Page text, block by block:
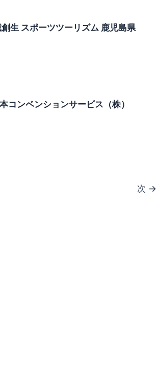
生 スポーツツーリズム 鹿児島県
コンベンションサービス（株）
次 →